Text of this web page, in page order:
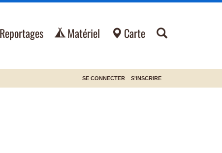
Reportages Matériel Carte
SE CONNECTER S'INSCRIRE